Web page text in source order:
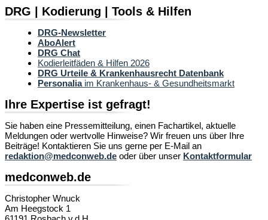
DRG | Kodierung | Tools & Hilfen
DRG-Newsletter
AboAlert
DRG Chat
Kodierleitfäden & Hilfen 2026
DRG Urteile & Krankenhausrecht Datenbank
Personaliaim Krankenhaus- & Gesundheitsmarkt
Ihre Expertise ist gefragt!
Sie haben eine Pressemitteilung, einen Fachartikel, aktuelle
Meldungen oder wertvolle Hinweise? Wir freuen uns über Ihre
Beiträge! Kontaktieren Sie uns gerne per E-Mail an
redaktion@medconweb.de oder über unser Kontaktformular
medconweb.de
Christopher Wnuck
Am Heegstock 1